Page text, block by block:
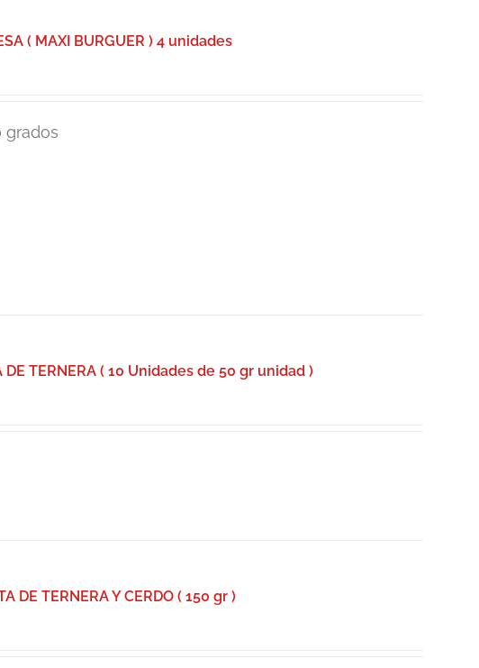
( MAXI BURGUER ) 4 unidades
grados
DE TERNERA ( 10 Unidades de 50 gr unidad )
DE TERNERA Y CERDO ( 150 gr )